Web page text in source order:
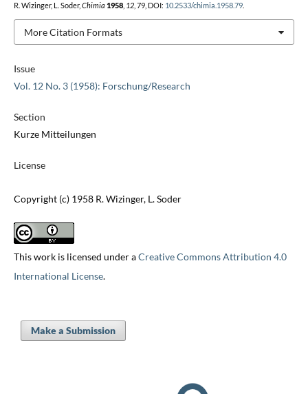
Issue
Vol. 12 No. 3 (1958): Forschung/Research
Section
Kurze Mitteilungen
License
Copyright (c) 1958 R. Wizinger, L. Soder
This work is licensed under aCreative Commons Attribution 4.0
International License.
R. Wizinger, L. Soder, Chimia 1958, 12, 79, DOI: 10.2533/chimia.1958.79.
More Citation Formats
Make a Submission